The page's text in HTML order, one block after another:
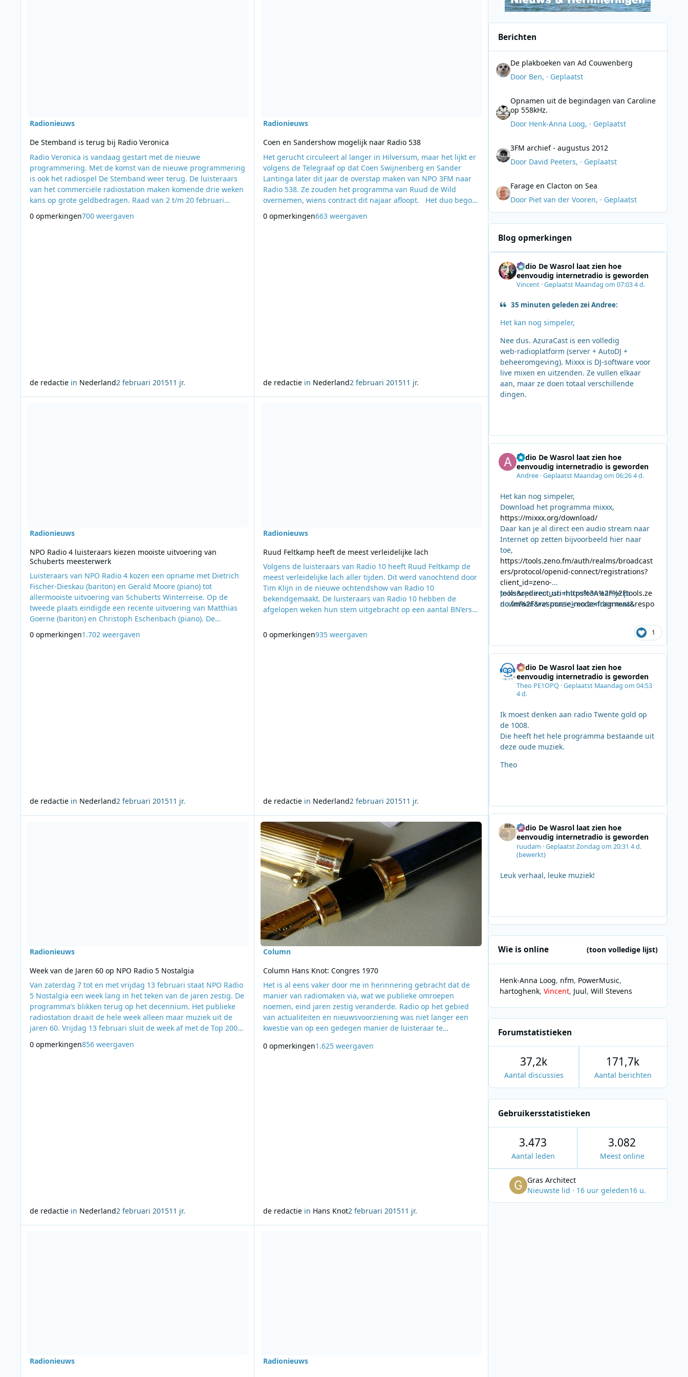
Radionieuws
De Stemband is terug bij Radio Veronica
Radio Veronica is vandaag gestart met de nieuwe
programmering. Met de komst van de nieuwe programmering
is ook het radiospel De Stemband weer terug. De luisteraars
van het commerciële radiostation maken komende drie weken
kans op grote geldbedragen. Raad van 2 t/m 20 februari
actuele jackpot. Deze kan oplopen tot wel € 25.000,- en gaat er
0 opmerkingen700 weergaven
de redactiein Nederland2 februari 201511 jr.
Radionieuws
Coen en Sandershow mogelijk naar Radio 538
Het gerucht circuleert al langer in Hilversum, maar het lijkt er
volgens de Telegraaf op dat Coen Swijnenberg en Sander
Lantinga later dit jaar de overstap maken van NPO 3FM naar
Radio 538. Ze zouden het programma van Ruud de Wild
overnemen, wiens contract dit najaar afloopt. Het duo begon
Wouter van der Goes, die toen naar Q-music vertrok.
0 opmerkingen663 weergaven
de redactie in Nederland2 februari 201511 jr.
Radionieuws
NPO Radio 4 luisteraars kiezen mooiste uitvoering van
Schuberts meesterwerk
Luisteraars van NPO Radio 4 kozen een opname met Dietrich
Fischer-Dieskau (bariton) en Gerald Moore (piano) tot
allermooiste uitvoering van Schuberts Winterreise. Op de
tweede plaats eindigde een recente uitvoering van Matthias
Goerne (bariton) en Christoph Eschenbach (piano). De
publieke klassieke muziekzender draait vanaf maandag in het
NPO Radio 4 programma Passaggio de vier meest geliefde
0 opmerkingen1.702 weergaven
de redactiein Nederland2 februari 201511 jr.
Radionieuws
Ruud Feltkamp heeft de meest verleidelijke lach
Volgens de luisteraars van Radio 10 heeft Ruud Feltkamp de
meest verleidelijke lach aller tijden. Dit werd vanochtend door
Tim Klijn in de nieuwe ochtendshow van Radio 10
bekendgemaakt. De luisteraars van Radio 10 hebben de
afgelopen weken hun stem uitgebracht op een aantal BN’ers
maar liefst 31% van de stemmen. Hij werd op de voet gevolgd
door acteur Manuel Broekman, hij kreeg 20% van de
0 opmerkingen935 weergaven
de redactie in Nederland2 februari 201511 jr.
Radionieuws
Week van de Jaren 60 op NPO Radio 5 Nostalgia
Van zaterdag 7 tot en met vrijdag 13 februari staat NPO Radio
5 Nostalgia een week lang in het teken van de jaren zestig. De
programma’s blikken terug op het decennium. Het publieke
radiostation draait de hele week alleen maar muziek uit de
jaren 60. Vrijdag 13 februari sluit de week af met de Top 200
Stemmen op favoriete evergreens voor de Top 200 kan vanaf
0 opmerkingen856 weergaven
de redactiein Nederland2 februari 201511 jr.
Lees meer over Column Hans Knot: Congres 1970
Column
Column Hans Knot: Congres 1970
Het is al eens vaker door me in herinnering gebracht dat de
manier van radiomaken via, wat we publieke omroepen
noemen, eind jaren zestig veranderde. Radio op het gebied
van actualiteiten en nieuwsvoorziening was niet langer een
kwestie van op een gedegen manier de luisteraar te
te voegen. Dit laatste gebeurde in die tijd vooral door een
0 opmerkingen1.625 weergaven
de redactie in Hans Knot2 februari 201511 jr.
Radionieuws
Radionieuws
Berichten
De plakboeken van Ad Couwenberg
Door Ben, · Geplaatst
Opnamen uit de begindagen van Caroline
op 558kHz.
Door Henk-Anna Loog, · Geplaatst
3FM archief - augustus 2012
Door David Peeters, · Geplaatst
Farage en Clacton on Sea
Door Piet van der Vooren, · Geplaatst
Blog opmerkingen
Radio De Wasrol laat zien hoe
eenvoudig internetradio is geworden
Vincent·Geplaatst Maandag om 07:034 d.
35 minuten geleden zei Andree:
Het kan nog simpeler,
Nee dus. AzuraCast is een volledig
web‑radioplatform (server + AutoDJ +
beheeromgeving). Mixxx is DJ‑software voor
live mixen en uitzenden. Ze vullen elkaar
aan, maar ze doen totaal verschillende
dingen.
Radio De Wasrol laat zien hoe
eenvoudig internetradio is geworden
Andree·Geplaatst Maandag om 06:264 d.
Het kan nog simpeler,
Download het programma mixxx,
https://mixxx.org/download/
Daar kan je al direct een audio stream naar
Internet op zetten bijvoorbeeld hier naar
toe,
https://tools.zeno.fm/auth/realms/broadcast
ers/protocol/openid-connect/registrations?
client_id=zeno-
tools&redirect_uri=https%3A%2F%2Ftools.ze
no.fm%2F&response_mode=fragment&respo
Je knoopt een usb microfoon aan je pc
download wat muziek en zenden maar.
1
Radio De Wasrol laat zien hoe
eenvoudig internetradio is geworden
Theo PE1OPQ ·Geplaatst Maandag om 04:53
4 d.
Ik moest denken aan radio Twente gold op
de 1008.
Die heeft het hele programma bestaande uit
deze oude muziek.
Theo
Radio De Wasrol laat zien hoe
eenvoudig internetradio is geworden
ruudam ·GeplaatstZondag om 20:31 4 d.
(bewerkt)
Leuk verhaal, leuke muziek!
Wie is online (toon volledige lijst)
Henk-Anna Loog nfm PowerMusic
hartoghenk Vincent Juul Will Stevens
Forumstatistieken
Aantal discussies
37,2k
Aantal berichten
171,7k
Gebruikersstatistieken
3.473
Aantal leden
3.082
Meest online
Gras Architect
Nieuwste lid · 16 uur geleden16 u.